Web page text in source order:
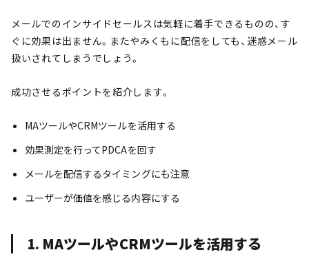
メールでのインサイドセールスは気軽に着手できるものの、す
ぐに効果は出ません。またやみくもに配信をしても、迷惑メール
扱いされてしまうでしょう。
成功させるポイントを紹介します。
MAツールやCRMツールを活用する
効果測定を行ってPDCAを回す
メールを配信するタイミングにも注意
ユーザーが価値を感じる内容にする
1. MAツールやCRMツールを活用する